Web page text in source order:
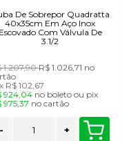
De Sobrepor Quadratta
40x35cm Em Aço Inox
Escovado Com Válvula De
3.1/2
1.207,90R$ 1.026,71 no
R$ 102,67
924,04 no boleto ou pix
975,37 nocartão
- +